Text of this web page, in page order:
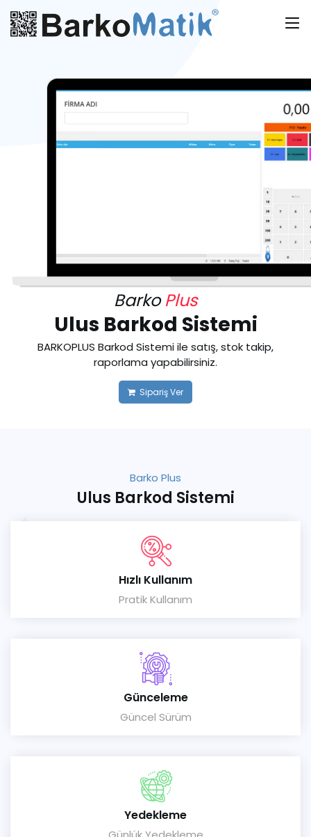
BarkoPlus
Ulus Barkod Sistemi
BARKOPLUS Barkod Sistemi ile satış, stok takip,
raporlama yapabilirsiniz.
Sipariş Ver
Barko Plus
Ulus Barkod Sistemi
Hızlı Kullanım
Pratik Kullanım
Günceleme
Güncel Sürüm
Yedekleme